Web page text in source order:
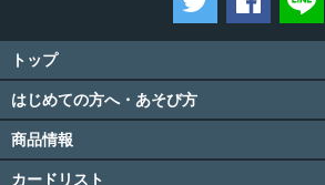
トップ
はじめての方へ・あそび方
商品情報
カードリスト